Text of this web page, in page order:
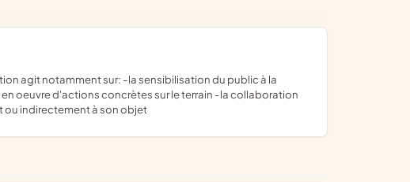
oeuvre d'actions concrètes sur le terrain -la collaboration
indirectement à son objet